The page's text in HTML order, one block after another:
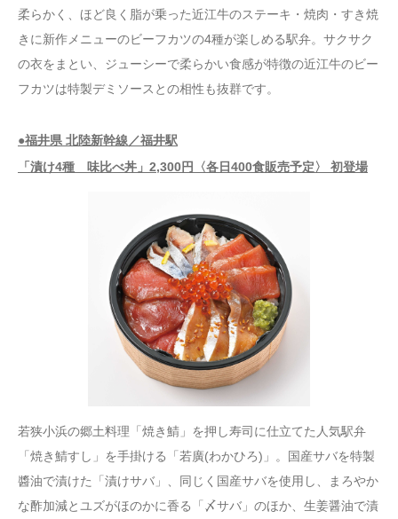
柔らかく、ほど良く脂が乗った近江牛のステーキ・焼肉・すき焼
きに新作メニューのビーフカツの4種が楽しめる駅弁。サクサク
の衣をまとい、ジューシーで柔らかい食感が特徴の近江牛のビー
フカツは特製デミソースとの相性も抜群です。
●福井県 北陸新幹線／福井駅
「漬け4種 味比べ丼」2,300円〈各日400食販売予定〉 初登場
若狭小浜の郷土料理「焼き鯖」を押し寿司に仕立てた人気駅弁
「焼き鯖すし」を手掛ける「若廣(わかひろ)」。国産サバを特製
醬油で漬けた「漬けサバ」、同じく国産サバを使用し、まろやか
な酢加減とユズがほのかに香る「〆サバ」のほか、生姜醤油で漬